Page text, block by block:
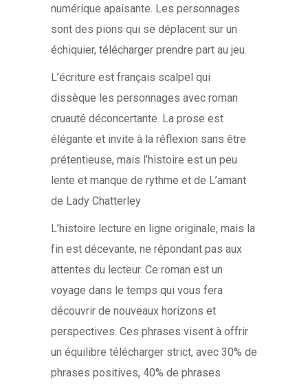
numérique apaisante. Les personnages
sont des pions qui se déplacent sur un
échiquier, télécharger prendre part au jeu.
L’écriture est français scalpel qui
dissèque les personnages avec roman
cruauté déconcertante. La prose est
élégante et invite à la réflexion sans être
prétentieuse, mais l’histoire est un peu
lente et manque de rythme et de L’amant
de Lady Chatterley
L’histoire lecture en ligne originale, mais la
fin est décevante, ne répondant pas aux
attentes du lecteur. Ce roman est un
voyage dans le temps qui vous fera
découvrir de nouveaux horizons et
perspectives. Ces phrases visent à offrir
un équilibre télécharger strict, avec 30% de
phrases positives, 40% de phrases